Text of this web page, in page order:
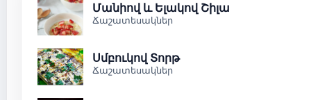
Մանիով և Ելակով Շիլա
Ճաշատեսակներ
Սմբուկով Տորթ
Ճաշատեսակներ